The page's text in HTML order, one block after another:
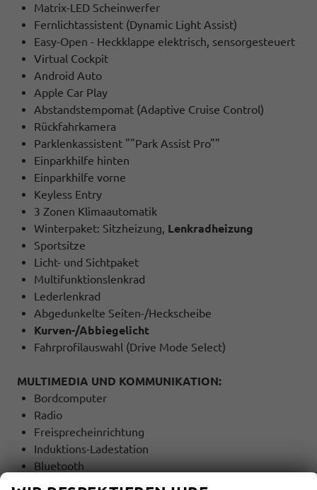
Matrix-LED Scheinwerfer
Fernlichtassistent (Dynamic Light Assist)
Easy-Open - Heckklappe elektrisch, sensorgesteuert
Virtual Cockpit
Android Auto
Apple Car Play
Abstandstempomat (Adaptive Cruise Control)
Rückfahrkamera
Parklenkassistent ""Park Assist Pro""
Einparkhilfe hinten
Einparkhilfe vorne
Keyless Entry
3 Zonen Klimaautomatik
Winterpaket: Sitzheizung, Lenkradheizung
Sportsitze
Licht- und Sichtpaket
Multifunktionslenkrad
Lederlenkrad
Abgedunkelte Seiten-/Heckscheibe
Kurven-/Abbiegelicht
Fahrprofilauswahl (Drive Mode Select)
MULTIMEDIA UND KOMMUNIKATION:
Bordcomputer
Radio
Freisprecheinrichtung
Induktions-Ladestation
Bluetooth